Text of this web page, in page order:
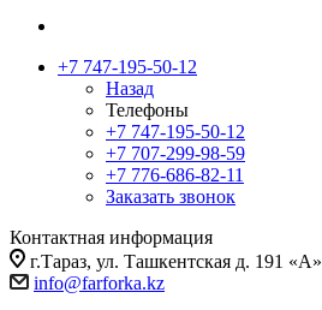
+7 747-195-50-12
Назад
Телефоны
+7 747-195-50-12
+7 707-299-98-59
+7 776-686-82-11
Заказать звонок
Контактная информация
г.Тараз, ул. Ташкентская д. 191 «А»
info@farforka.kz